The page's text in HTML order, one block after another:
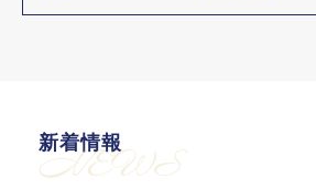
新着情報
NEWS